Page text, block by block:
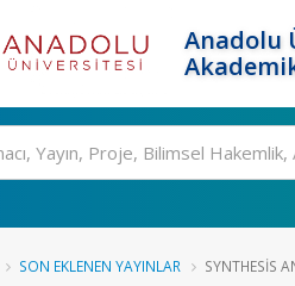
Anadolu
SON EKLENEN YAYINLAR SYNTHESIS